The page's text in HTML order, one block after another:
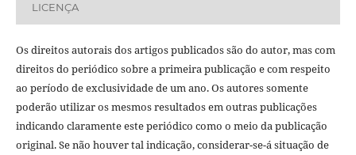
LICENÇA
Os direitos autorais dos artigos publicados são do autor, mas com
direitos do periódico sobre a primeira publicação e com respeito
ao período de exclusividade de um ano. Os autores somente
poderão utilizar os mesmos resultados em outras publicações
indicando claramente este periódico como o meio da publicação
original. Se não houver tal indicação, considerar-se-á situação de